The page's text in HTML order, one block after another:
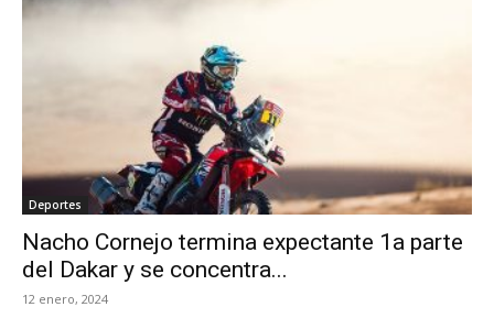
Deportes
Nacho Cornejo termina expectante 1a parte
del Dakar y se concentra...
12 enero, 2024